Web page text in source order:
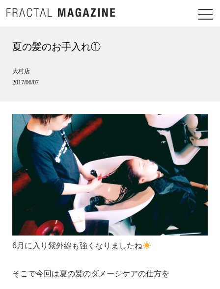
夏の髪のお手入れ①
大村店
2017/06/07
6月に入り紫外線も強くなりましたね
そこで今回は夏の髪のダメージケアの仕方を